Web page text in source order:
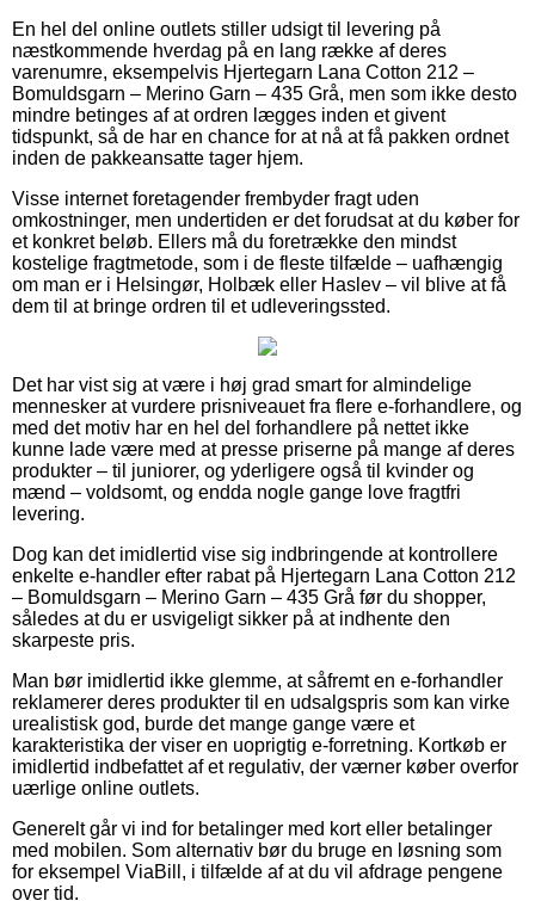
En hel del online outlets stiller udsigt til levering på
næstkommende hverdag på en lang række af deres
varenumre, eksempelvis Hjertegarn Lana Cotton 212 –
Bomuldsgarn – Merino Garn – 435 Grå, men som ikke desto
mindre betinges af at ordren lægges inden et givent
tidspunkt, så de har en chance for at nå at få pakken ordnet
inden de pakkeansatte tager hjem.
Visse internet foretagender frembyder fragt uden
omkostninger, men undertiden er det forudsat at du køber for
et konkret beløb. Ellers må du foretrække den mindst
kostelige fragtmetode, som i de fleste tilfælde – uafhængig
om man er i Helsingør, Holbæk eller Haslev – vil blive at få
dem til at bringe ordren til et udleveringssted.
Det har vist sig at være i høj grad smart for almindelige
mennesker at vurdere prisniveauet fra flere e-forhandlere, og
med det motiv har en hel del forhandlere på nettet ikke
kunne lade være med at presse priserne på mange af deres
produkter – til juniorer, og yderligere også til kvinder og
mænd – voldsomt, og endda nogle gange love fragtfri
levering.
Dog kan det imidlertid vise sig indbringende at kontrollere
enkelte e-handler efter rabat på Hjertegarn Lana Cotton 212
– Bomuldsgarn – Merino Garn – 435 Grå før du shopper,
således at du er usvigeligt sikker på at indhente den
skarpeste pris.
Man bør imidlertid ikke glemme, at såfremt en e-forhandler
reklamerer deres produkter til en udsalgspris som kan virke
urealistisk god, burde det mange gange være et
karakteristika der viser en uoprigtig e-forretning. Kortkøb er
imidlertid indbefattet af et regulativ, der værner køber overfor
uærlige online outlets.
Generelt går vi ind for betalinger med kort eller betalinger
med mobilen. Som alternativ bør du bruge en løsning som
for eksempel ViaBill, i tilfælde af at du vil afdrage pengene
over tid.